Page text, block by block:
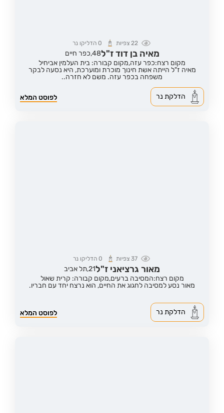
22 צפיות 0הדליקו נר
מאיה בן דוד ז"ל48, כפר חיים
מקום רצח:כפר עזה,מקום קבורה: בית העלמין אביחיל
מאיה ז"ל הייתה אשת חינוך מוכרת ומוערכת, היא נסעה לבקר
משפחה בכפר עזה. משם לא חזרה..
לפוסט המלא הדלקת נר
37צפיות 0 הדליקו נר
מאור גרציאני ז"ל21,תל אביב
מקום רצח:המסיבה ברעים,מקום קבורה: קרית שאול
מאור נסע למסיבה לחגוג את החיים, הוא נרצח יחד עם חבריו.
לפוסט המלא הדלקת נר